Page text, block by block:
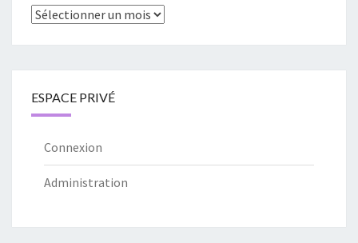
Archives
ESPACE PRIVÉ
Connexion
Administration